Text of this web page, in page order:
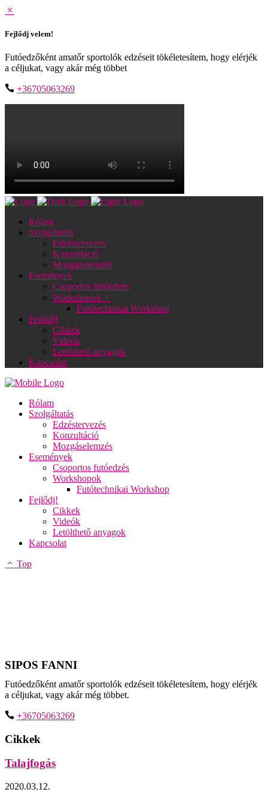
Fejlődj velem!
Futóedzőként amatőr sportolók edzéseit tökéletesítem, hogy elérjék
a céljukat, vagy akár még többet
+36705063269
Rólam
Szolgáltatás
Edzéstervezés
Konzultáció
Mozgáselemzés
Események
Csoportos futóedzés
Workshopok
Futótechnikai Workshop
Fejlődj!
Cikkek
Videók
Letölthető anyagok
Kapcsolat
Rólam
Szolgáltatás
Edzéstervezés
Konzultáció
Mozgáselemzés
Események
Csoportos futóedzés
Workshopok
Futótechnikai Workshop
Fejlődj!
Cikkek
Videók
Letölthető anyagok
Kapcsolat
Top
SIPOS FANNI
Futóedzőként amatőr sportolók edzéseit tökéletesítem, hogy elérjék
a céljukat, vagy akár még többet.
+36705063269
Cikkek
Talajfogás
2020.03.12.